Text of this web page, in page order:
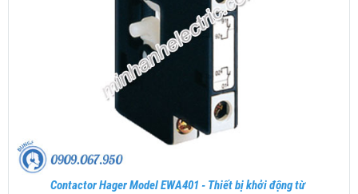
Contactor Hager Model EWA401 - Thiết bị khởi động từ